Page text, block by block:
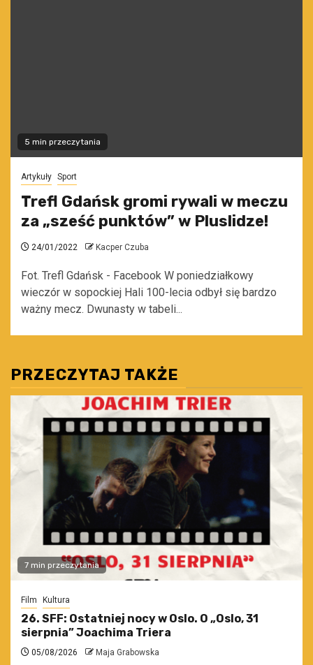
5 min przeczytania
Artykuły Sport
Trefl Gdańsk gromi rywali w meczu
za „sześć punktów” w Pluslidze!
24/01/2022 Kacper Czuba
Fot. Trefl Gdańsk - Facebook W poniedziałkowy
wieczór w sopockiej Hali 100-lecia odbył się bardzo
ważny mecz. Dwunasty w tabeli...
PRZECZYTAJ TAKŻE
7 min przeczytania
Film Kultura
26. SFF: Ostatniej nocy w Oslo. O „Oslo, 31
sierpnia” Joachima Triera
05/08/2026 Maja Grabowska